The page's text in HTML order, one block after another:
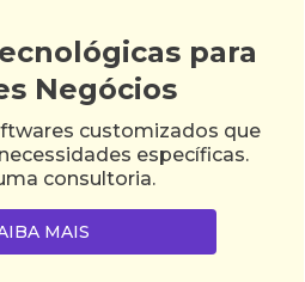
para
Negócios
customizados que
específicas.
consultoria.
MAIS